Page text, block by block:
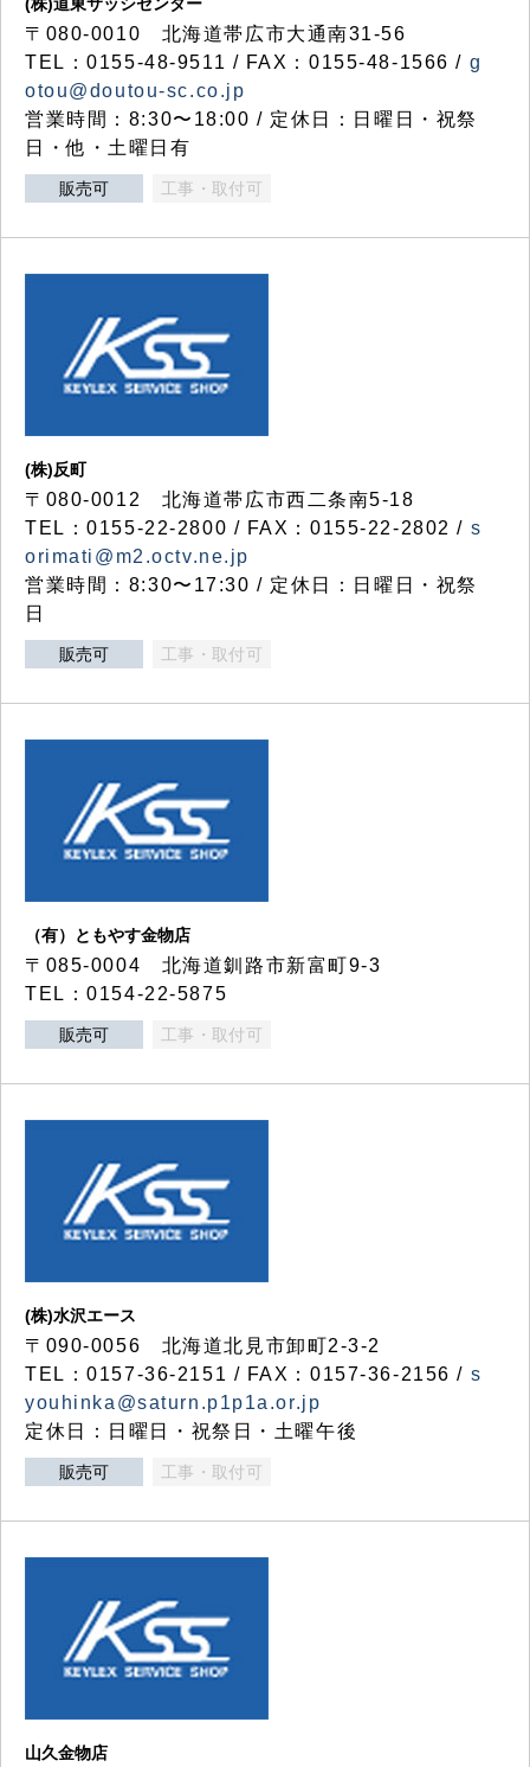
〒080-0010 北海道帯広市大通南31-56
TEL：0155-48-9511 / FAX：0155-48-1566 / g
otou@doutou-sc.co.jp
営業時間：8:30〜18:00 / 定休日：日曜日・祝祭
日・他・土曜日有
販売可 工事・取付可
(株)反町
〒080-0012 北海道帯広市西二条南5-18
TEL：0155-22-2800 / FAX：0155-22-2802 / s
orimati@m2.octv.ne.jp
営業時間：8:30〜17:30 / 定休日：日曜日・祝祭
日
販売可 工事・取付可
（有）ともやす金物店
〒085-0004 北海道釧路市新富町9-3
TEL：0154-22-5875
販売可 工事・取付可
(株)水沢エース
〒090-0056 北海道北見市卸町2-3-2
TEL：0157-36-2151 / FAX：0157-36-2156 / s
youhinka@saturn.p1p1a.or.jp
定休日：日曜日・祝祭日・土曜午後
販売可 工事・取付可
山久金物店